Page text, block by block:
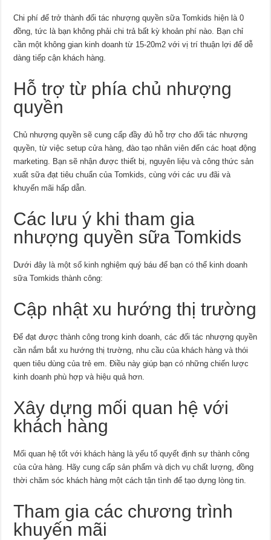
Chi phí để trở thành đối tác nhượng quyền sữa Tomkids hiện là 0
đồng, tức là bạn không phải chi trả bất kỳ khoản phí nào. Bạn chỉ
cần một không gian kinh doanh từ 15-20m2 với vị trí thuận lợi để dễ
dàng tiếp cận khách hàng.
Hỗ trợ từ phía chủ nhượng
quyền
Chủ nhượng quyền sẽ cung cấp đầy đủ hỗ trợ cho đối tác nhượng
quyền, từ việc setup cửa hàng, đào tạo nhân viên đến các hoạt động
marketing. Bạn sẽ nhận được thiết bị, nguyên liệu và công thức sản
xuất sữa đạt tiêu chuẩn của Tomkids, cùng với các ưu đãi và
khuyến mãi hấp dẫn.
Các lưu ý khi tham gia
nhượng quyền sữa Tomkids
Dưới đây là một số kinh nghiệm quý báu để bạn có thể kinh doanh
sữa Tomkids thành công:
Cập nhật xu hướng thị trường
Để đạt được thành công trong kinh doanh, các đối tác nhượng quyền
cần nắm bắt xu hướng thị trường, nhu cầu của khách hàng và thói
quen tiêu dùng của trẻ em. Điều này giúp bạn có những chiến lược
kinh doanh phù hợp và hiệu quả hơn.
Xây dựng mối quan hệ với
khách hàng
Mối quan hệ tốt với khách hàng là yếu tố quyết định sự thành công
của cửa hàng. Hãy cung cấp sản phẩm và dịch vụ chất lượng, đồng
thời chăm sóc khách hàng một cách tận tình để tạo dựng lòng tin.
Tham gia các chương trình
khuyến mãi